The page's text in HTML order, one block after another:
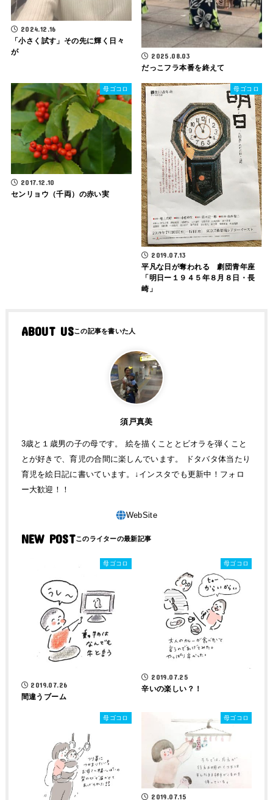
2024.12.16
「小さく試す」その先に輝く日々
が
2025.08.03
だっこフラ本番を終えて
母ゴコロ
2017.12.10
センリョウ（千両）の赤い実
母ゴコロ
2019.07.13
平凡な日が奪われる 劇団青年座
「明日ー１９４５年８月８日・長
崎」
ABOUT US
須戸真美
3歳と１歳男の子の母です。 絵を描くこととビオラを弾くこと
とが好きで、育児の合間に楽しんでいます。 ドタバタ体当たり
育児を絵日記に書いています。↓インスタでも更新中！フォロ
ー大歓迎！！
NEW POST
母ゴコロ
2019.07.26
間違うブーム
母ゴコロ
2019.07.25
辛いの楽しい？！
母ゴコロ 母ゴコロ
2019.07.15